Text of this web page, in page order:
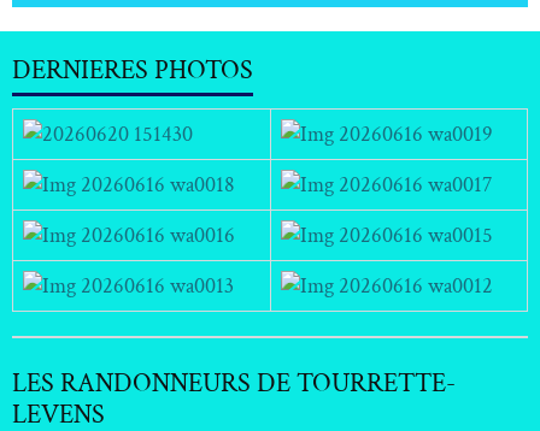
DERNIERES PHOTOS
LES RANDONNEURS DE TOURRETTE-
LEVENS